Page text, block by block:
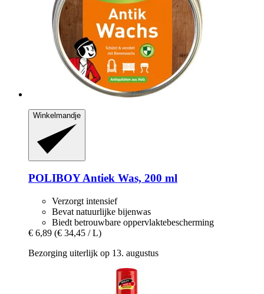
Winkelmandje
POLIBOYAntiek Was, 200 ml
Verzorgt intensief
Bevat natuurlijke bijenwas
Biedt betrouwbare oppervlaktebescherming
€ 6,89 (€ 34,45 / L)
Bezorging uiterlijk op 13. augustus